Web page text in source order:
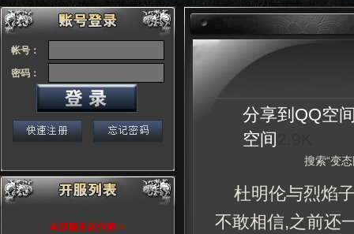
分享到 QQ空
空间
搜索“变
杜明伦与烈焰
不敢相信,之前还
帐号：
密码：
全部服务器列表>>